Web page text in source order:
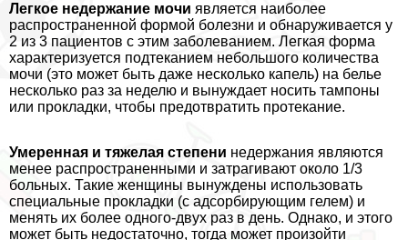
Легкое недержание мочи является наиболее
распространенной формой болезни и обнаруживается у
2 из 3 пациентов с этим заболеванием. Легкая форма
хаpaктеризуется подтеканием небольшого количества
мочи (это может быть даже несколько капель) на белье
несколько раз за неделю и вынуждает носить тампоны
или прокладки, чтобы предотвратить протекание.
Умеренная и тяжелая степени недержания являются
менее распространенными и затрагивают около 1/3
больных. Такие женщины вынуждены использовать
специальные прокладки (с адсорбирующим гелем) и
менять их более одного-двух раз в день. Однако, и этого
может быть недостаточно, тогда может произойти